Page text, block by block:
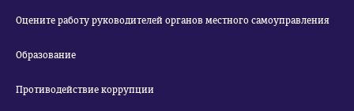
Оцените работу руководителей органов местного самоуправления
Образование
Противодействие коррупции